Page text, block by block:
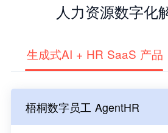
人力资源数字化
生成式AI + HR SaaS 产品
梧桐数字员工 AgentHR